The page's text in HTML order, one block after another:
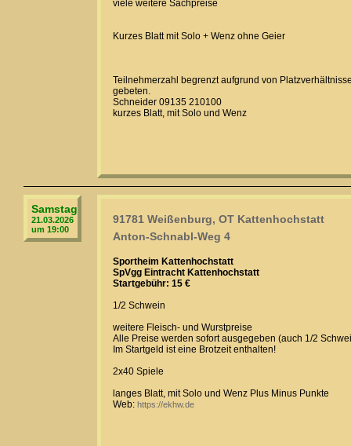
viele weitere Sachpreise
Kurzes Blatt mit Solo + Wenz ohne Geier
Teilnehmerzahl begrenzt aufgrund von
gebeten.
Schneider 09135 210100
kurzes Blatt, mit Solo und Wenz
Samstag
21.03.2026
um 19:00
91781 Weißenburg, OT Kattenhochstatt
Anton-Schnabl-Weg 4
Sportheim Kattenhochstatt
SpVgg Eintracht Kattenhochstatt
Startgebühr: 15 €
1/2 Schwein
weitere Fleisch- und Wurstpreise
Alle Preise werden sofort ausgegeben (auch 1/2
Im Startgeld ist eine Brotzeit enthalten!
2x40 Spiele
langes Blatt, mit Solo und Wenz Plus Minus Punkte
Web: https://ekhw.de